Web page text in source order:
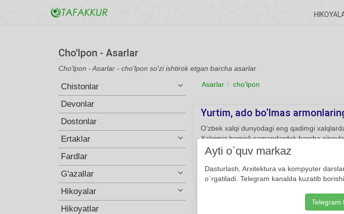
Cho'lpon - Asarlar
Cho'lpon - Asarlar - cho'lpon so'zi ishtirok etgan barcha asarlar
Chistonlar
Devonlar
Dostonlar
Ertaklar
Fardlar
G'azallar
Hikoyalar
Hikoyatlar
Asarlar cho'lpon
Yurtim, ado bo‘lmas
O‘zbek xalqi dunyodagi eng qadimgi
Xalqimiz bamisli samandardek barcha
kelganda o‘zini chetga olgan, joni shirinlik
chiqarmaydi. Ularning kirdikorlari tufayli
14464 She'r Muhammad Yusuf
Ayti o`quv markaz
Dasturlash, Arxitektura va kompyuter
o`rgatiladi. Telegram kanalda kuzatib
Telegram